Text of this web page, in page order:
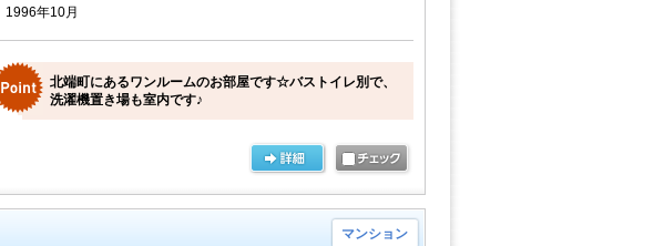
1996年10月
北端町にあるワンルームのお部屋です☆バストイレ別で、
洗濯機置き場も室内です♪
マンション